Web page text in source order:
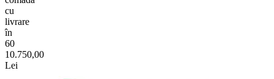
cu
livrare
în
60
10.750,00
Lei